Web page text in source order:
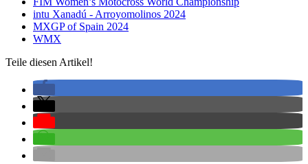
intu Xanadú - Arroyomolinos 2024
MXGP of Spain 2024
WMX
Teile diesen Artikel!